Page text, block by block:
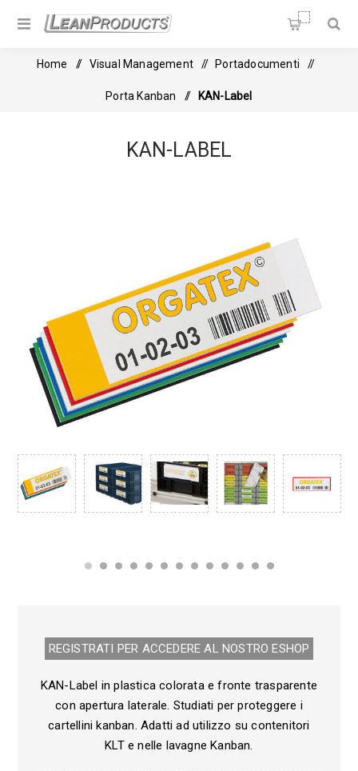
Soluzioni per la Lean
Home / Visual Management / Portadocumenti /
Porta Kanban / KAN-Label
KAN-LABEL
REGISTRATI PER ACCEDERE AL NOSTRO E­SHOP
KAN-Label in plastica colorata e fronte trasparente
con apertura laterale. Studiati per proteggere i
cartellini kanban. Adatti ad utilizzo su contenitori
KLT e nelle lavagne Kanban.